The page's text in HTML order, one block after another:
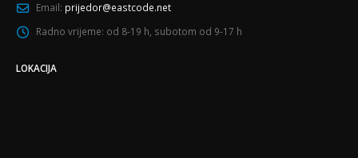
Email: prijedor@eastcode.net
Radno vrijeme: od 8-19 h, subotom od 9-17 h
LOKACIJA